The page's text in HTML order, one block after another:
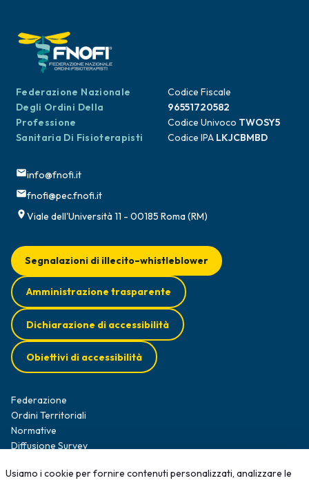
Federazione Nazionale
Degli Ordini Della
Professione
Sanitaria Di Fisioterapisti
Codice Fiscale
96551720582
Codice Univoco TWOSY5
Codice IPA LKJCBMBD
info@fnofi.it
fnofi@pec.fnofi.it
Viale dell'Università 11 - 00185 Roma (RM)
Federazione
Ordini Territoriali
Normative
Diffusione Survey
Formazione
Segnalazioni di illecito–whistleblower
Amministrazione trasparente
Dichiarazione di accessibilità
Obiettivi di accessibilità
Usiamo i cookie per fornire contenuti personalizzati, analizzare le